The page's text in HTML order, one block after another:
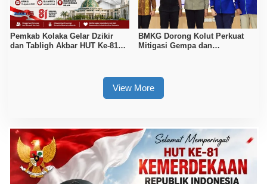
Pemkab Kolaka Gelar Dzikir
dan Tabligh Akbar HUT Ke-81
BMKG Dorong Kolut Perkuat
Mitigasi Gempa dan
View More